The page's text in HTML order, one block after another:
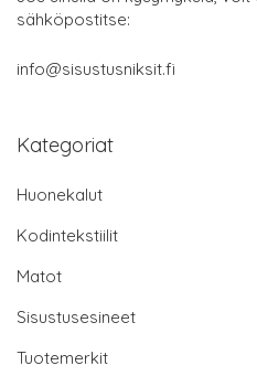
sähköpostitse:
info@sisustusniksit.fi
Kategoriat
Huonekalut
Kodintekstiilit
Matot
Sisustusesineet
Tuotemerkit